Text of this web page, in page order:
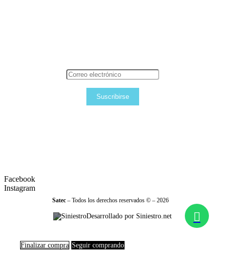
Suscribirse
Facebook
Instagram
Satec – Todos los derechos reservados © – 2026
Desarrollado por Siniestro.net
Finalizar compra Seguir comprando